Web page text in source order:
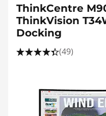
ThinkCentre
ThinkVision
Docking
(49)